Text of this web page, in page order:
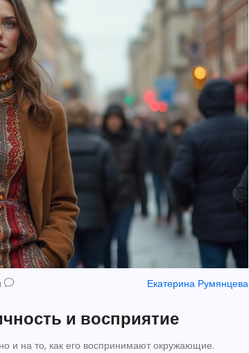
Екатерина Румянцева
и восприятие
и на то, как его воспринимают окружающие.